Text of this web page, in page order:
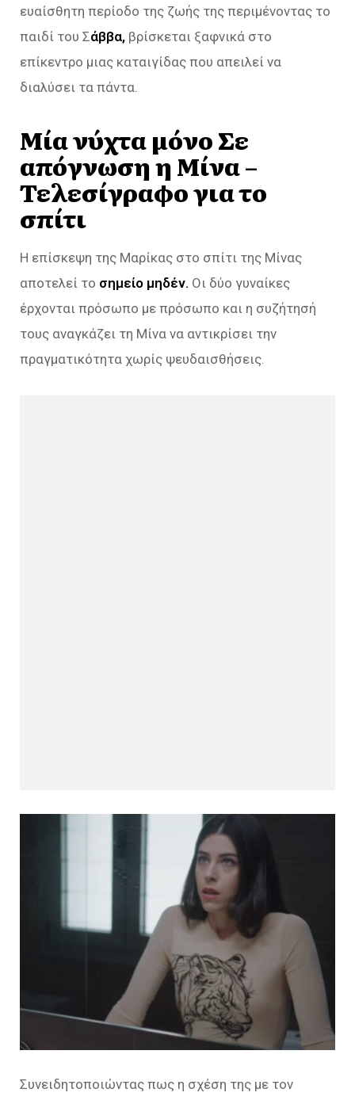
ευαίσθητη περίοδο της ζωής της περιμένοντας το
παιδί του Σάββα, βρίσκεται ξαφνικά στο
επίκεντρο μιας καταιγίδας που απειλεί να
διαλύσει τα πάντα.
Μία νύχτα μόνο Σε
απόγνωση η Μίνα –
Τελεσίγραφο για το
σπίτι
Η επίσκεψη της Μαρίκας στο σπίτι της Μίνας
αποτελεί το σημείο μηδέν. Οι δύο γυναίκες
έρχονται πρόσωπο με πρόσωπο και η συζήτησή
τους αναγκάζει τη Μίνα να αντικρίσει την
πραγματικότητα χωρίς ψευδαισθήσεις.
Συνειδητοποιώντας πως η σχέση της με τον